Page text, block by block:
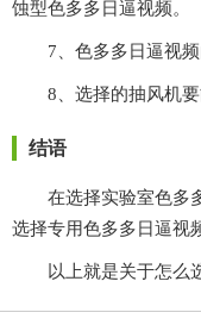
蚀型色多多日逼视频。
7、色多多日逼视频的
8、选择的抽风机要能防
结语
在选择实验室色多多日
选择专用色多多日逼视频
以上就是关于怎么选择